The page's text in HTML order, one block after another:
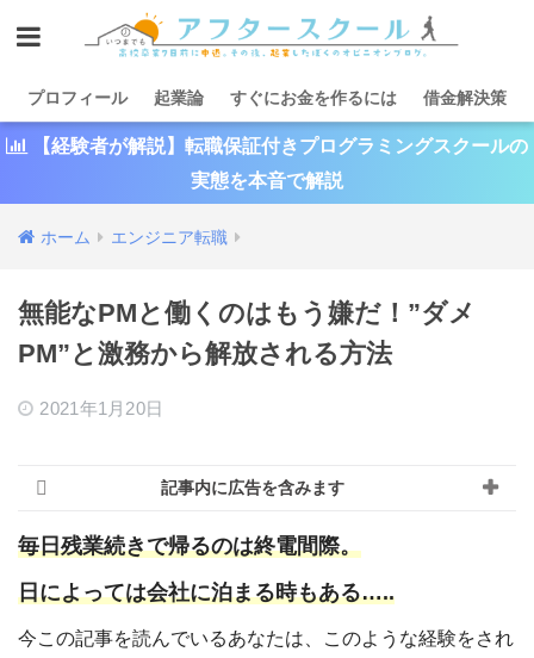
プロフィール 起業論 すぐにお金を作るには 借金解決策
【経験者が解説】転職保証付きプログラミングスクールの
実態を本音で解説
ホーム エンジニア転職
無能なPMと働くのはもう嫌だ！”ダメ
PM”と激務から解放される方法
2021年1月20日
記事内に広告を含みます
毎日残業続きで帰るのは終電間際。
日によっては会社に泊まる時もある…..
今この記事を読んでいるあなたは、このような経験をされ